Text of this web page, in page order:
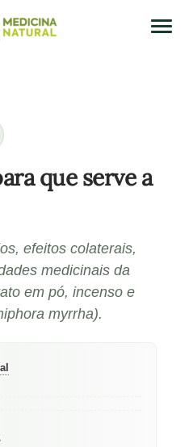
que serve a
efeitos colaterais,
medicinais da
em pó, incenso e
myrrha).